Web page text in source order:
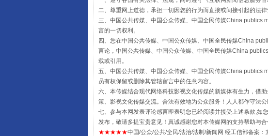
全民健身五年计划来了！等你上场
二、尊重网上道德，承担一切因您的行为而直接或间接引起的法律
三、中国公共传媒、中国公众传媒、中国全民传媒China publics
言的一切权利。
四、您在中国公共传媒、中国公众传媒、中国全民传媒China
言论，中国公共传媒、中国公众传媒、中国全民传媒China
载或引用。
五、中国公共传媒、中国公众传媒、中国全民传媒China publics
员有权保留或删除其管辖留言中的任意内容。
六、本传媒结合现代网络科技影视文化传媒的新媒体有生力，借
策、影视文化传媒交流。合法有效地为公众服务！人人都作守法公
七、参与本网发表评论感言即表明您已经阅读并接受上述条款,
发布，敬请多提宝贵意见！真诚感谢您对本传媒网的支持帮助与
★★★★★中国/公众/公共/全民/法治/法制/新闻网 经工信部备案